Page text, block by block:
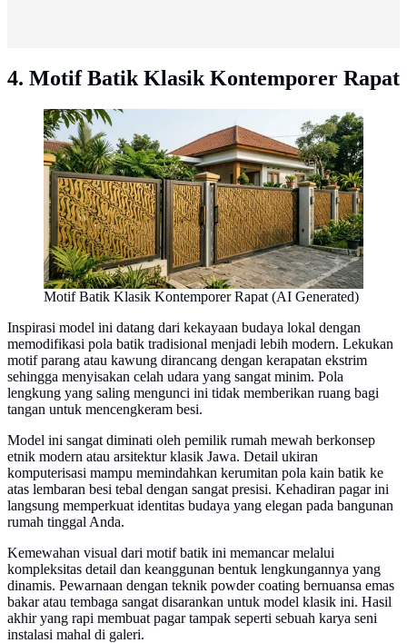
4. Motif Batik Klasik Kontemporer Rapat
Motif Batik Klasik Kontemporer Rapat (AI Generated)
Inspirasi model ini datang dari kekayaan budaya lokal dengan
memodifikasi pola batik tradisional menjadi lebih modern. Lekukan
motif parang atau kawung dirancang dengan kerapatan ekstrim
sehingga menyisakan celah udara yang sangat minim. Pola
lengkung yang saling mengunci ini tidak memberikan ruang bagi
tangan untuk mencengkeram besi.
Model ini sangat diminati oleh pemilik rumah mewah berkonsep
etnik modern atau arsitektur klasik Jawa. Detail ukiran
komputerisasi mampu memindahkan kerumitan pola kain batik ke
atas lembaran besi tebal dengan sangat presisi. Kehadiran pagar ini
langsung memperkuat identitas budaya yang elegan pada bangunan
rumah tinggal Anda.
Kemewahan visual dari motif batik ini memancar melalui
kompleksitas detail dan keanggunan bentuk lengkungannya yang
dinamis. Pewarnaan dengan teknik powder coating bernuansa emas
bakar atau tembaga sangat disarankan untuk model klasik ini. Hasil
akhir yang rapi membuat pagar tampak seperti sebuah karya seni
instalasi mahal di galeri.